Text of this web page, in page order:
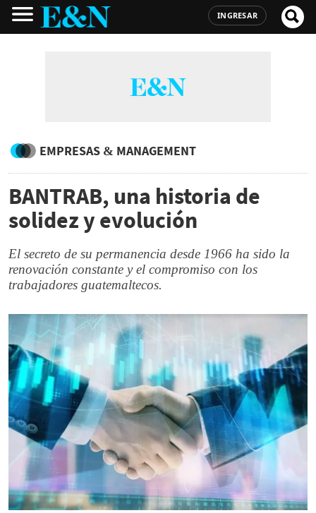
INGRESAR
EMPRESAS & MANAGEMENT
BANTRAB, una historia de
solidez y evolución
El secreto de su permanencia desde 1966 ha sido la
renovación constante y el compromiso con los
trabajadores guatemaltecos.